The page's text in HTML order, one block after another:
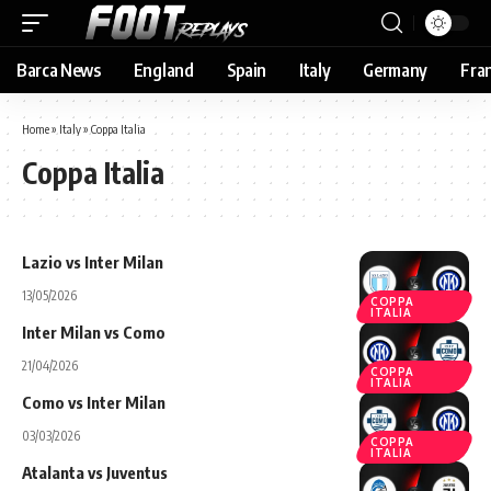
Barca News England Spain Italy Germany
Home» Italy» Coppa Italia
Coppa Italia
COPPA
ITALIA
Lazio vs Inter Milan
13/05/2026
COPPA
ITALIA
Inter Milan vs Como
21/04/2026
COPPA
ITALIA
Como vs Inter Milan
03/03/2026
Atalanta vs Juventus